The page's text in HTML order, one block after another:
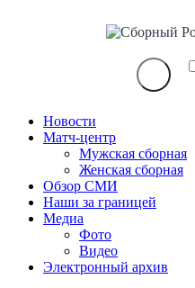
Новости
Матч-центр
Мужская сборная
Женская сборная
Обзор СМИ
Наши за границей
Медиа
Фото
Видео
Электронный архив